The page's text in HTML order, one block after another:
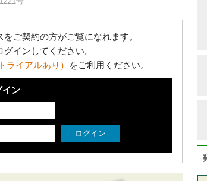
ご契約の方がご覧になれます。
インしてください。
ライアルあり） をご利用ください。
ン